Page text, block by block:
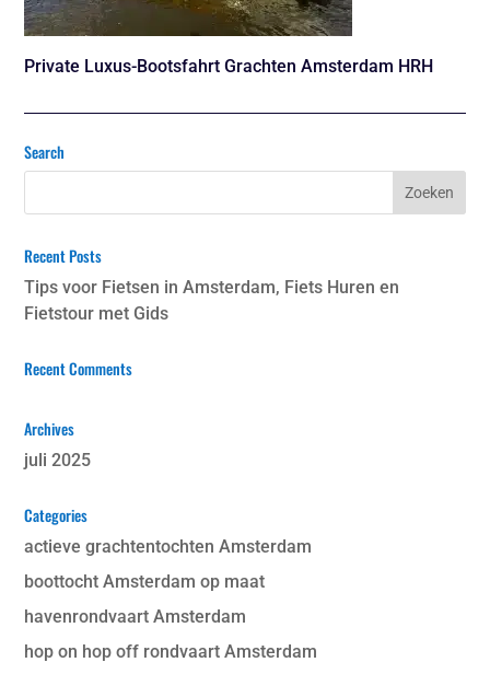
Private Luxus-Bootsfahrt Grachten Amsterdam HRH
Search
Recent Posts
Tips voor Fietsen in Amsterdam, Fiets Huren en
Fietstour met Gids
Recent Comments
Archives
juli 2025
Categories
actieve grachtentochten Amsterdam
boottocht Amsterdam op maat
havenrondvaart Amsterdam
hop on hop off rondvaart Amsterdam